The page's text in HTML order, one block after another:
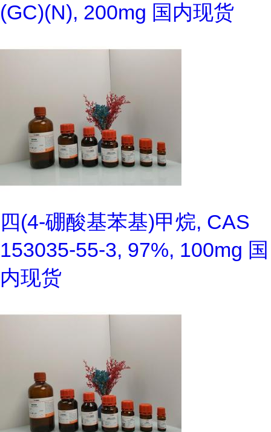
(GC)(N), 200mg 国内现货
四(4-硼酸基苯基)甲烷, CAS
153035-55-3, 97%, 100mg 国
内现货